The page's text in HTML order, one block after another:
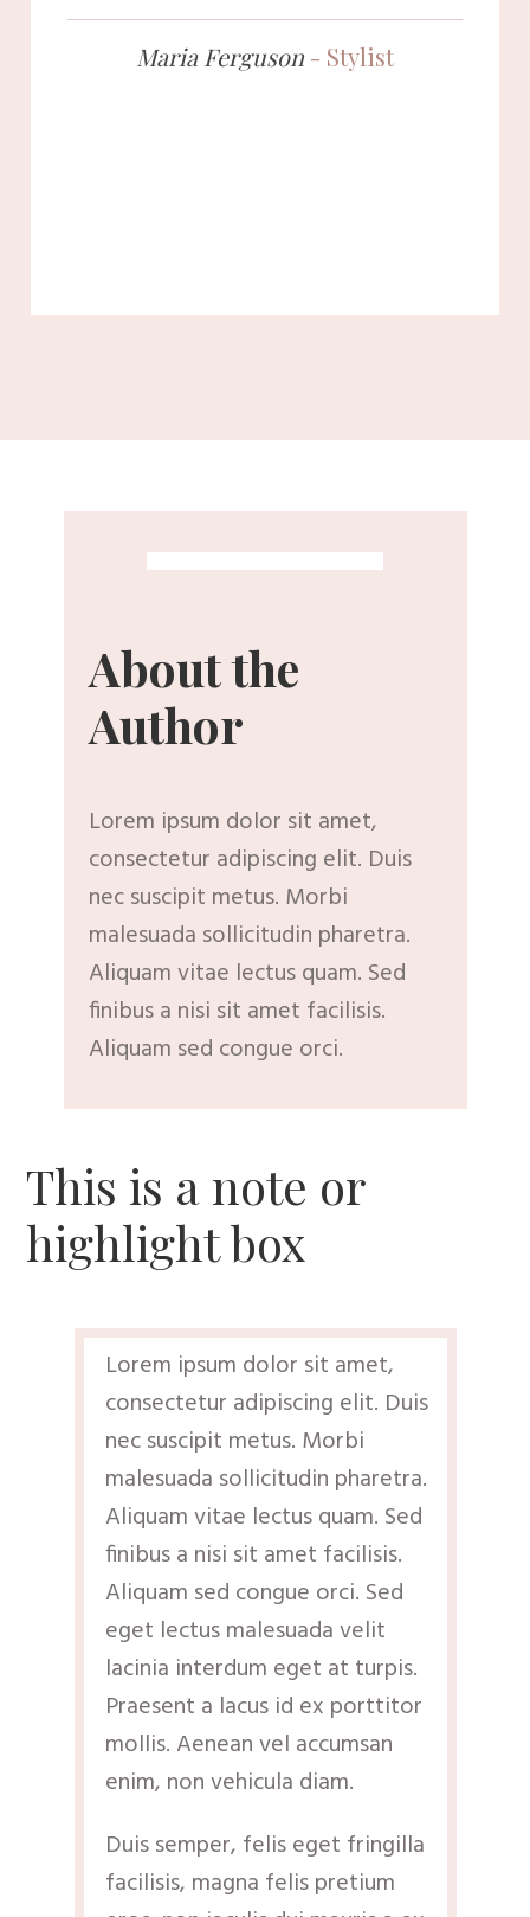
Maria Ferguson - Stylist
About the
Author
Lorem ipsum dolor sit amet,
consectetur adipiscing elit. Duis
nec suscipit metus. Morbi
malesuada sollicitudin pharetra.
Aliquam vitae lectus quam. Sed
finibus a nisi sit amet facilisis.
Aliquam sed congue orci.
This is a note or
highlight box
Lorem ipsum dolor sit amet,
consectetur adipiscing elit. Duis
nec suscipit metus. Morbi
malesuada sollicitudin pharetra.
Aliquam vitae lectus quam. Sed
finibus a nisi sit amet facilisis.
Aliquam sed congue orci. Sed
eget lectus malesuada velit
lacinia interdum eget at turpis.
Praesent a lacus id ex porttitor
mollis. Aenean vel accumsan
enim, non vehicula diam.
Duis semper, felis eget fringilla
facilisis, magna felis pretium